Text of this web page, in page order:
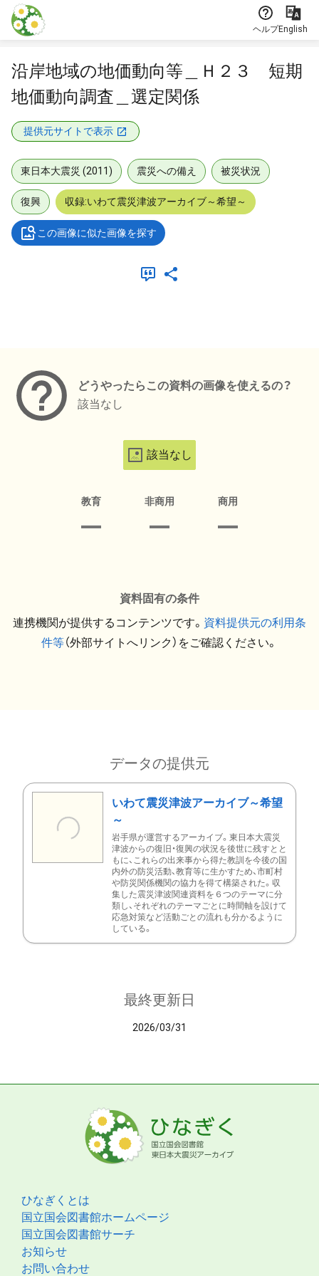
本文に飛ぶ
ヘルプEnglish
沿岸地域の地価動向等＿Ｈ２３ 短期
地価動向調査＿選定関係
提供元サイトで表示
東日本大震災 (2011) 震災への備え 被災状況
復興 収録:いわて震災津波アーカイブ～希望～
この画像に似た画像を探す
どうやったらこの資料の画像を使えるの？
該当なし
該当なし
教育 非商用 商用
資料固有の条件
連携機関が提供するコンテンツです。 資料提供元の利用条
件等（外部サイトへリンク）をご確認ください。
データの提供元
いわて震災津波アーカイブ～希望
～
岩手県が運営するアーカイブ。東日本大震災
津波からの復旧・復興の状況を後世に残すとと
もに、これらの出来事から得た教訓を今後の国
内外の防災活動、教育等に生かすため、市町村
や防災関係機関の協力を得て構築された。収
集した震災津波関連資料を６つのテーマに分
類し、それぞれのテーマごとに時間軸を設けて
応急対策など活動ごとの流れも分かるように
している。
最終更新日
2026/03/31
ひなぎくとは
国立国会図書館ホームページ
国立国会図書館サーチ
お知らせ
お問い合わせ